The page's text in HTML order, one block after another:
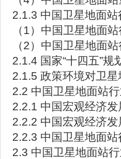
2.1.3 中国卫星地面
（1）中国卫星地面
（2）中国卫星地面
2.1.4 国家“十四五”
2.1.5 政策环境对卫
2.2 中国卫星地面站
2.2.1 中国宏观经济发
2.2.2 中国宏观经济发
2.2.3 中国卫星地面
2.3 中国卫星地面站